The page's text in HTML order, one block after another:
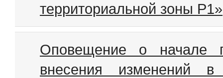
территориальной зоны Р1»
Оповещение о начале
внесения изменений в